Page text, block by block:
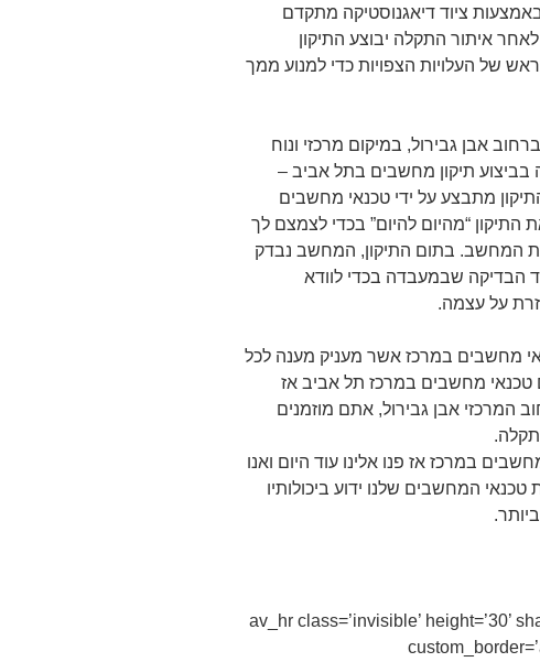
ציוד דיאגנוסטיקה מתקדם
לאחר איתור התקלה יבוצע התיקון
של העלויות הצפויות כדי למנוע ממך
אבן גבירול, במיקום מרכזי ונוח
תיקון מחשבים בתל אביב –
מתבצע על ידי טכנאי מחשבים
“מהיום להיום” בכדי לצמצם לך
המחשב. בתום התיקון, המחשב נבדק
הבדיקה שבמעבדה בכדי לוודא
על עצמה.
מחשבים במרכז אשר מעניק מענה לכל
מחשבים במרכז תל אביב אז
המרכזי אבן גבירול, אתם מוזמנים
תקלה.
במרכז אז פנו אלינו עוד היום ואנו
טכנאי המחשבים שלנו ידוע ביכולותיו
[av_hr class=’invisible’ height=’30’